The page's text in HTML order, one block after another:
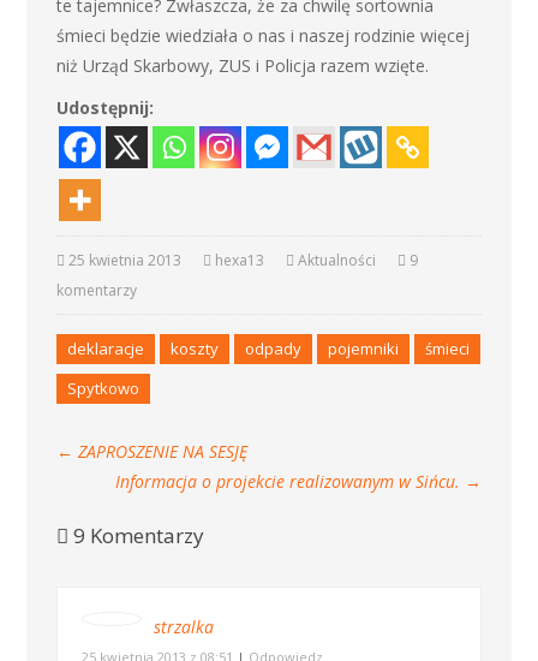
te tajemnice? Zwłaszcza, że za chwilę sortownia
śmieci będzie wiedziała o nas i naszej rodzinie więcej
niż Urząd Skarbowy, ZUS i Policja razem wzięte.
Udostępnij:
25 kwietnia 2013 hexa13 Aktualności
9
komentarzy
deklaracje koszty odpady pojemniki
śmieci
Spytkowo
← ZAPROSZENIE NA SESJĘ
Informacja o projekcie realizowanym w Sińcu. →
9 Komentarzy
strzalka
25 kwietnia 2013 z 08:51 | Odpowiedz